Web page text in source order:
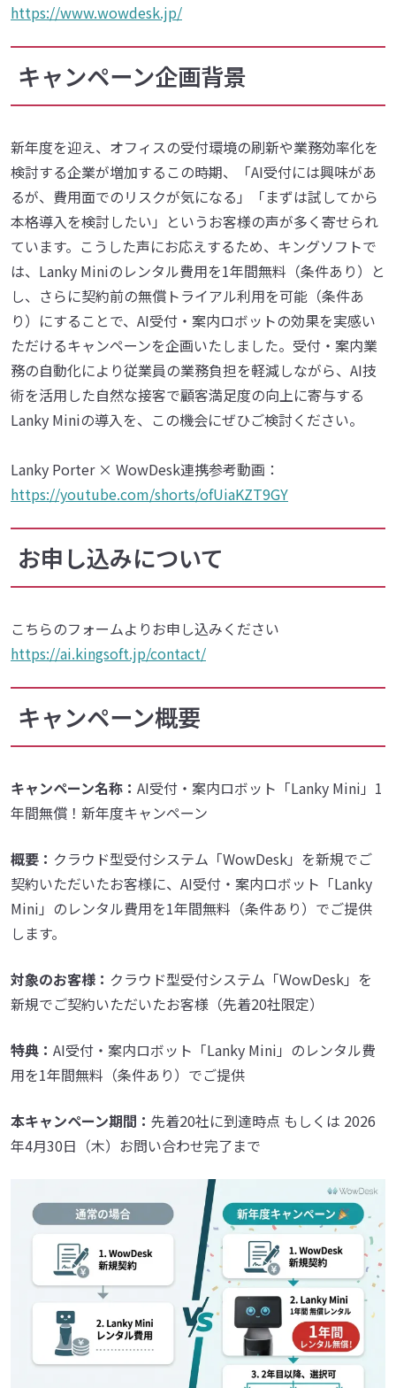
https://www.wowdesk.jp/
キャンペーン企画背景
新年度を迎え、オフィスの受付環境の刷新や業務効率化を
検討する企業が増加するこの時期、「AI受付には興味があ
るが、費用面でのリスクが気になる」「まずは試してから
本格導入を検討したい」というお客様の声が多く寄せられ
ています。こうした声にお応えするため、キングソフトで
は、Lanky Miniのレンタル費用を1年間無料（条件あり）と
し、さらに契約前の無償トライアル利用を可能（条件あ
り）にすることで、AI受付・案内ロボットの効果を実感い
ただけるキャンペーンを企画いたしました。受付・案内業
務の自動化により従業員の業務負担を軽減しながら、AI技
術を活用した自然な接客で顧客満足度の向上に寄与する
Lanky Miniの導入を、この機会にぜひご検討ください。
Lanky Porter × WowDesk連携参考動画：
https://youtube.com/shorts/ofUiaKZT9GY
お申し込みについて
こちらのフォームよりお申し込みください
https://ai.kingsoft.jp/contact/
キャンペーン概要
キャンペーン名称： AI受付・案内ロボット「Lanky Mini」1
年間無償！新年度キャンペーン
概要： クラウド型受付システム「WowDesk」を新規でご
契約いただいたお客様に、AI受付・案内ロボット「Lanky
Mini」のレンタル費用を1年間無料（条件あり）でご提供
します。
対象のお客様： クラウド型受付システム「WowDesk」を
新規でご契約いただいたお客様（先着20社限定）
特典： AI受付・案内ロボット「Lanky Mini」のレンタル費
用を1年間無料（条件あり）でご提供
本キャンペーン期間： 先着20社に到達時点 もしくは 2026
年4月30日（木）お問い合わせ完了まで